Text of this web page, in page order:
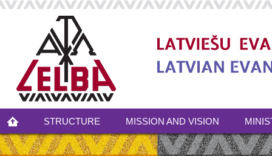
STRUCTURE MISSION AND VISION